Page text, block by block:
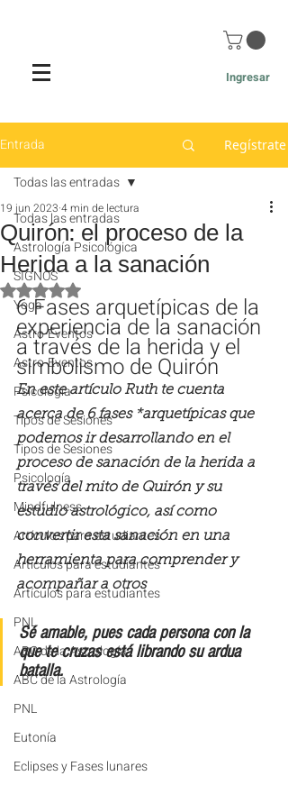
Ingresar
Entrada Regístrate
Todas las entradas
Astrología Psicológica
SIGNOS
Yoga
Astro-Eventos
Astro-Eventos
Psicología
Tipos de Sesiones
Tipos de Sesiones
Psicología
Mindfulness
Artículos para estudiantes
Artículos para estudiantes
Artículos para estudiantes
PNL
ABC de la Astrología
ABC de la Astrología
PNL
Eutonía
Eclipses y Fases lunares
Todas las entradas
Quirón: el proceso de la
Herida a la sanación
19 jun 2023 4 min de lectura
Obtuvo NaN de 5 estrellas.
6 Fases arquetípicas de la
experiencia de la sanación
a través de la herida y el
simbolismo de Quirón
En este artículo Ruth te cuenta
acerca de 6 fases *arquetípicas que
podemos ir desarrollando en el
proceso de sanación de la herida a
través del mito de Quirón y su
estudio astrológico, así como
convertir esta sanación en una
herramienta para comprender y
acompañar a otros
Sé amable, pues cada persona con la
que te cruzas está librando su ardua
batalla.